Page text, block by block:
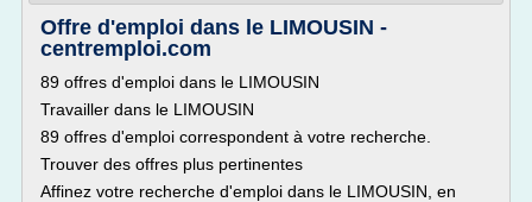
Offre d'emploi dans le LIMOUSIN -
centremploi.com
89 offres d'emploi dans le LIMOUSIN
Travailler dans le LIMOUSIN
89 offres d'emploi correspondent à votre recherche.
Trouver des offres plus pertinentes
Affinez votre recherche d'emploi dans le LIMOUSIN, en